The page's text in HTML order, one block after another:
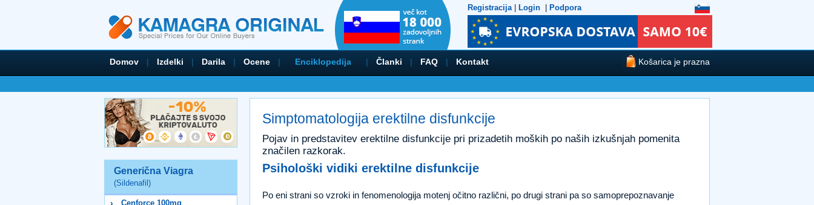
Registracija| Login Podpora
Domov | Izdelki | Darila | Ocene | Enciklopedija | Članki | FAQ | Kontakt Košarica je prazna
Generična Viagra
(Sildenafil)
Cenforce 100mg
Simptomatologija erektilne disfunkcije
Pojav in predstavitev erektilne disfunkcije pri prizadetih moških po naših izkušnjah pomenita
značilen razkorak.
Psihološki vidiki erektilne disfunkcije
Po eni strani so vzroki in fenomenologija motenj očitno različni, po drugi strani pa so samoprepoznavanje